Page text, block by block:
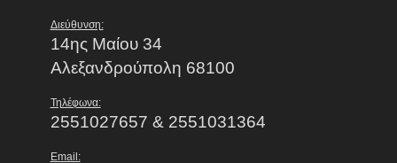
Διεύθυνση:
14ης Μαίου 34
Αλεξανδρούπολη 68100
Τηλέφωνα:
2551027657 & 2551031364
Email: